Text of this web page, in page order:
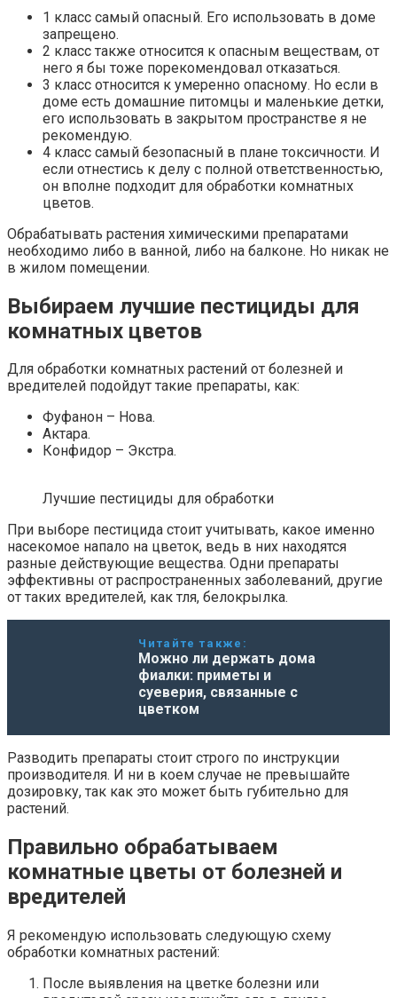
1 класс самый опасный. Его использовать в доме
запрещено.
2 класс также относится к опасным веществам, от
него я бы тоже порекомендовал отказаться.
3 класс относится к умеренно опасному. Но если в
доме есть домашние питомцы и маленькие детки,
его использовать в закрытом пространстве я не
рекомендую.
4 класс самый безопасный в плане токсичности. И
если отнестись к делу с полной ответственностью,
он вполне подходит для обработки комнатных
цветов.
Обрабатывать растения химическими препаратами
необходимо либо в ванной, либо на балконе. Но никак не
в жилом помещении.
Выбираем лучшие пестициды для
комнатных цветов
Для обработки комнатных растений от болезней и
вредителей подойдут такие препараты, как:
Фуфанон – Нова.
Актара.
Конфидор – Экстра.
Лучшие пестициды для обработки
При выборе пестицида стоит учитывать, какое именно
насекомое напало на цветок, ведь в них находятся
разные действующие вещества. Одни препараты
эффективны от распространенных заболеваний, другие
от таких вредителей, как тля, белокрылка.
Читайте также:
Можно ли держать дома
фиалки: приметы и
суеверия, связанные с
цветком
Разводить препараты стоит строго по инструкции
производителя. И ни в коем случае не превышайте
дозировку, так как это может быть губительно для
растений.
Правильно обрабатываем
комнатные цветы от болезней и
вредителей
Я рекомендую использовать следующую схему
обработки комнатных растений:
После выявления на цветке болезни или